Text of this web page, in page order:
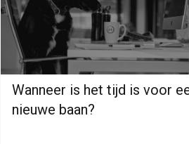
Wanneer is het tijd is voor
nieuwe baan?